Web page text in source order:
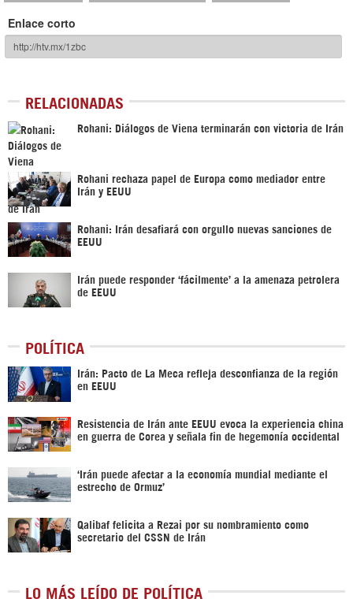
Enlace corto
RELACIONADAS
Rohani: Diálogos de Viena terminarán con victoria de Irán
Rohani rechaza papel de Europa como mediador entre
Irán y EEUU
Rohani: Irán desafiará con orgullo nuevas sanciones de
EEUU
Irán puede responder ‘fácilmente’ a la amenaza petrolera
de EEUU
POLÍTICA
Irán: Pacto de La Meca refleja desconfianza de la región
en EEUU
Resistencia de Irán ante EEUU evoca la experiencia china
en guerra de Corea y señala fin de hegemonía occidental
‘Irán puede afectar a la economía mundial mediante el
estrecho de Ormuz’
Qalibaf felicita a Rezai por su nombramiento como
secretario del CSSN de Irán
LO MÁS LEÍDO DE POLÍTICA